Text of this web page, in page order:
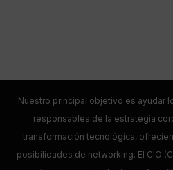
Nuestro principal objetivo es ayudar
responsables de la estrategia
transformación tecnológica,
posibilidades de networking. El CIO